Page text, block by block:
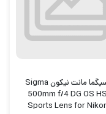
لنز سیگما مانت نیکون Sigma
500mm f/4 DG OS
Sports Lens for